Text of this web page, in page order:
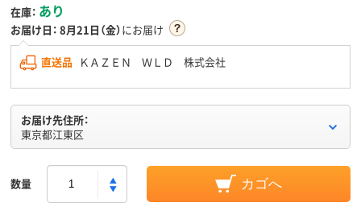
在庫： あり
お届け日： 8月21日（金）にお届け
直送品 ＫＡＺＥＮ ＷＬＤ 株式会社
お届け先住所：
東京都江東区
数量 カゴへ